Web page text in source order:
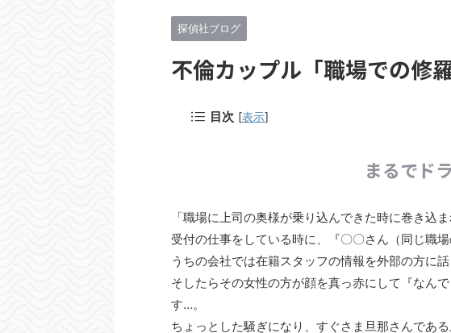
探偵社ブログ
不倫カップル「職場での修羅
目次 [表示]
まるでド
「職場に上司の奥様が乗り込んできた時に巻き込
受付の仕事をしている時に、『〇〇さん（同じ職
うちの会社では在籍スタッフの情報を外部の方に
そしたらその女性の方が顔を真っ赤にして『なん
す…。
ちょっとした騒ぎになり、すぐさま旦那さんであ